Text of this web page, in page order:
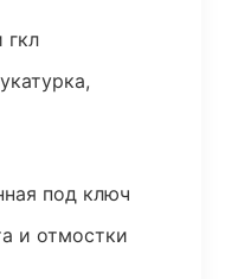
гкл
под ключ
и отмостки